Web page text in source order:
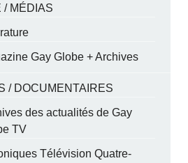
/ MÉDIAS
Gay Globe + Archives
/ DOCUMENTAIRES
des actualités de Gay
TV
Télévision Quatre-